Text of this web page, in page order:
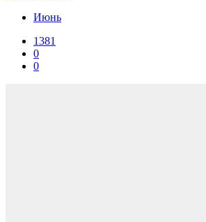
Июнь
1381
0
0